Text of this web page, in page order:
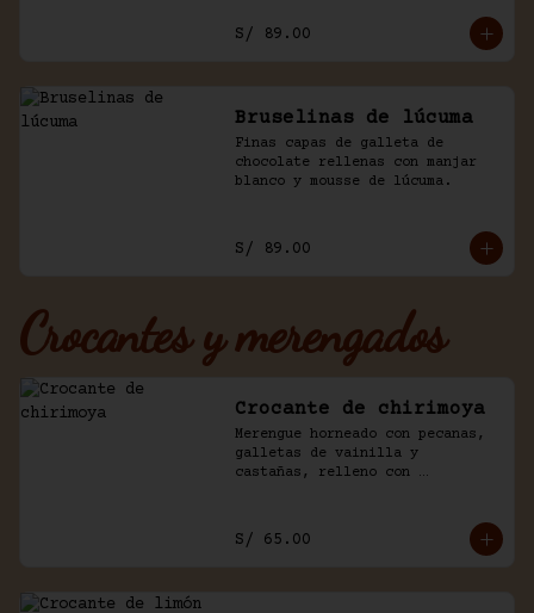
S/ 89.00
Bruselinas de lúcuma
Finas capas de galleta de
chocolate rellenas con manjar
blanco y mousse de lúcuma.
S/ 89.00
Crocantes y merengados
Crocante de chirimoya
Merengue horneado con pecanas,
galletas de vainilla y
castañas, relleno con
S/ 65.00